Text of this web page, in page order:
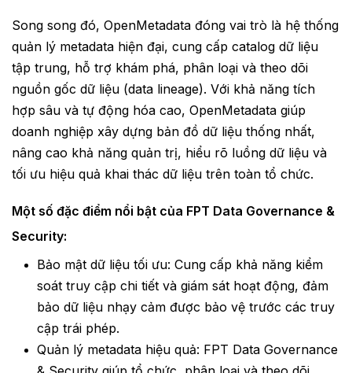
Song song đó, OpenMetadata đóng vai trò là hệ thống
quản lý metadata hiện đại, cung cấp catalog dữ liệu
tập trung, hỗ trợ khám phá, phân loại và theo dõi
nguồn gốc dữ liệu (data lineage). Với khả năng tích
hợp sâu và tự động hóa cao, OpenMetadata giúp
doanh nghiệp xây dựng bản đồ dữ liệu thống nhất,
nâng cao khả năng quản trị, hiểu rõ luồng dữ liệu và
tối ưu hiệu quả khai thác dữ liệu trên toàn tổ chức.
Một số đặc điểm nổi bật của FPT Data Governance &
Security:
Bảo mật dữ liệu tối ưu: Cung cấp khả năng kiểm
soát truy cập chi tiết và giám sát hoạt động, đảm
bảo dữ liệu nhạy cảm được bảo vệ trước các truy
cập trái phép.
Quản lý metadata hiệu quả: FPT Data Governance